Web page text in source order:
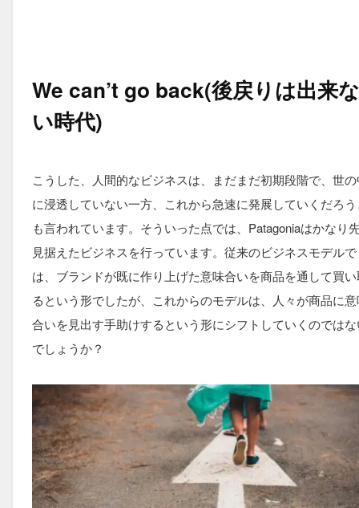
We can’t go back(後戻りは出来な
い時代)
こうした、人間的なビジネスは、まだまだ初期段階で、世
に浸透していない一方、これから急速に発展していくだろ
も言われています。そういった点では、Patagoniaはかなり
見据えたビジネスを行っています。従来のビジネスモデルで
は、ブランドが既に作り上げた意味合いを商品を通して買
るという形でしたが、これからのモデルは、人々が商品に
合いを見出す手助けするという形にシフトしていくのでは
でしょうか？